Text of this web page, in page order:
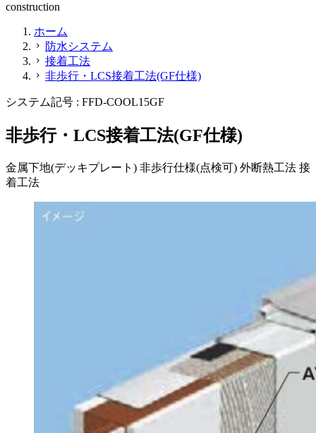
construction
ホーム
chevron_right 防水システム
chevron_right 接着工法
chevron_right 非歩行・LCS接着工法(GF仕様)
システム記号 : FFD-COOL15GF
非歩行・LCS接着工法(GF仕様)
金属下地(デッキプレート) 非歩行仕様(点検可) 外断熱工法 接
着工法